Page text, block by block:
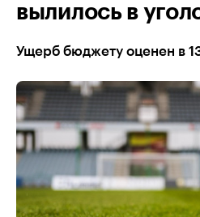
вылилось в
Ущерб бюджету оценен в